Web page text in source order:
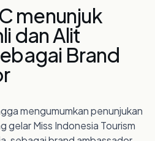
02
04
menunjuk
dan Alit
Brand
mengumumkan penunjukan
gelar Miss Indonesia Tourism